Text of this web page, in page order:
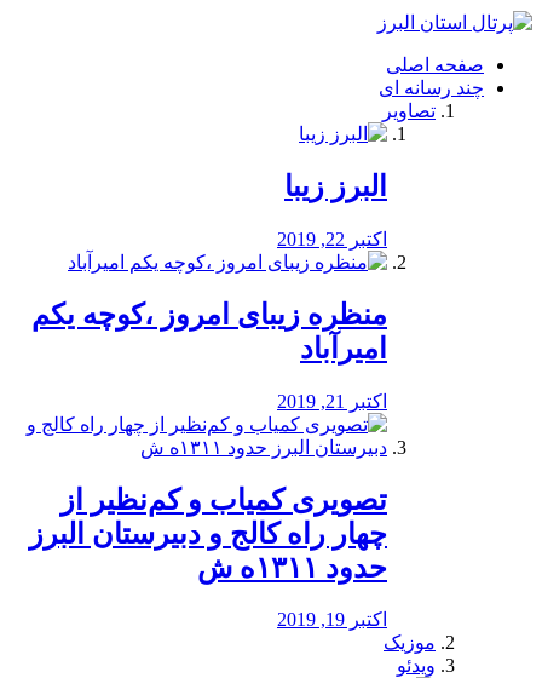
فصد
شرق
تهران
خشکشویی
صفحه اصلی
چند رسانه ای
تصاویر
البرز زیبا
اکتبر 22, 2019
منظره‌‌ زیبای امروز ،کوچه یکم
امیرآباد
اکتبر 21, 2019
️تصویری کمیاب و کم‌نظیر از
چهار راه كالج و دبيرستان البرز
حدود ۱۳۱۱ه ش
اکتبر 19, 2019
موزیک
ویدئو